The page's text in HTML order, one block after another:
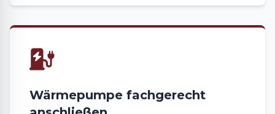
Wärmepumpe fachgerecht